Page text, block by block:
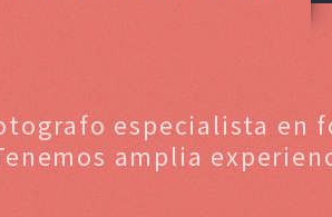
especialista en
amplia